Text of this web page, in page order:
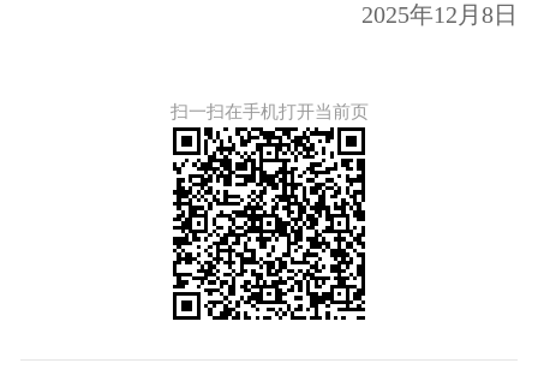
2025年12 月 8日
扫一扫在手机打开当前页